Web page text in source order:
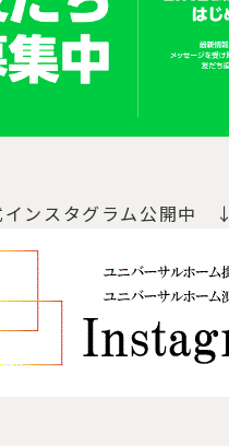
ンスタグラム公開中 ↓